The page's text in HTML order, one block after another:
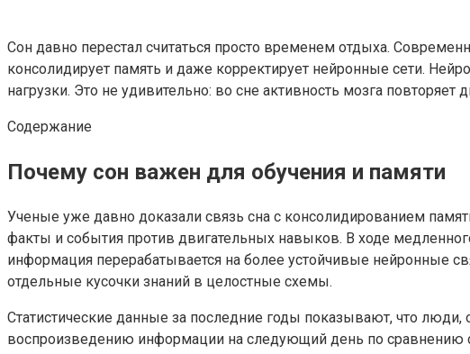
Сон давно перестал считаться просто временем отдыха.
консолидирует память и даже корректирует нейронные сети.
нагрузки. Это не удивительно: во сне активность мозга
Содержание
Почему сон важен для обучения и памяти
Ученые уже давно доказали связь сна с консолидированием
факты и события против двигательных навыков. В ходе
информация перерабатывается на более устойчивые нейронные
отдельные кусочки знаний в целостные схемы.
Статистические данные за последние годы показывают, что
воспроизведению информации на следующий день по сравнению